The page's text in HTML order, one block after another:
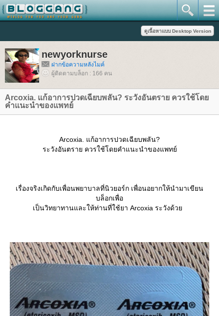
newyorknurse
ฝากข้อความหลังไมค์
ผู้ติดตามบล็อก : 166 คน
Arcoxia. แก้อาการปวดเฉียบพลัน? ระวังอันตราย ควรใช้โด
คำแนะนำของแพทย์
Arcoxia. แก้อาการปวดเฉียบพลัน?
ระวังอันตราย ควรใช้โดยคำแนะนำของแพทย์
เรื่องจริงเกิดกับเพื่อนพยาบาลที่นิวยอร์ก เพื่อนอยากให้นำมาเขียน
บล็อกเพื่อ
เป็นวิทยาทานและให้ท่านที่ใช้ยา Arcoxia ระวังด้ว